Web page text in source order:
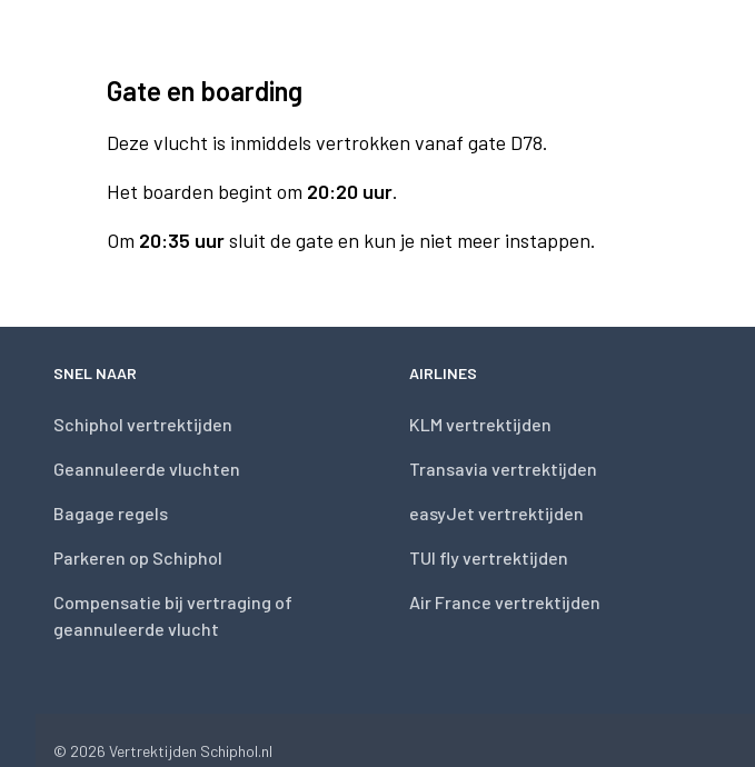
Gate en boarding
Deze vlucht is inmiddels vertrokken vanaf gate D78.
Het boarden begint om 20:20 uur.
Om 20:35 uursluit de gate en kun je niet meer instappen.
SNEL NAAR
Schiphol vertrektijden
Geannuleerde vluchten
Bagage regels
Parkeren op Schiphol
Compensatie bij vertraging of
geannuleerde vlucht
AIRLINES
KLM vertrektijden
Transavia vertrektijden
easyJet vertrektijden
TUI fly vertrektijden
Air France vertrektijden
© 2026 Vertrektijden Schiphol.nl